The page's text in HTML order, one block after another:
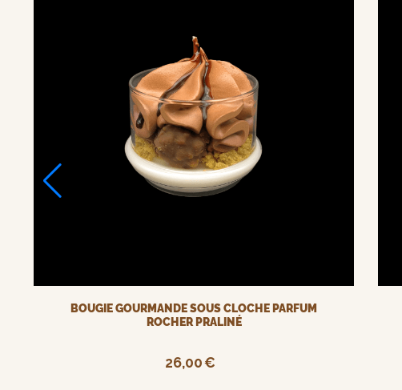
BOUGIE GOURMANDE SOUS CLOCHE PARFUM
ROCHER PRALINÉ
26,00€